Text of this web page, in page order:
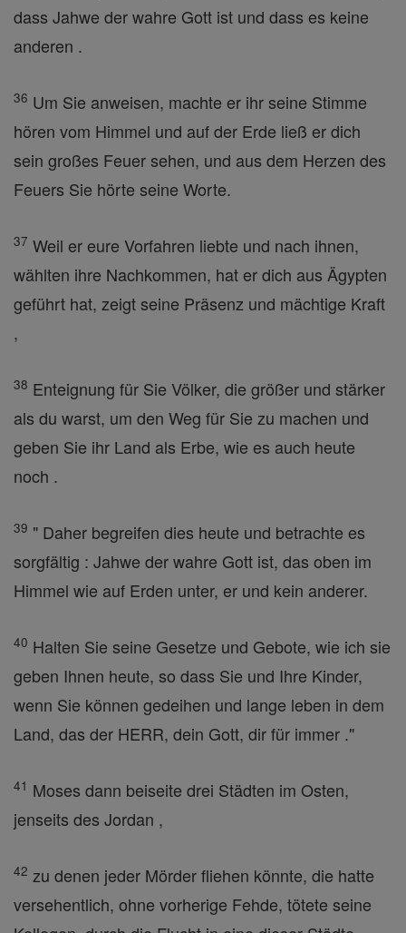
dass Jahwe der wahre Gott ist und dass es keine
anderen .
36 Um Sie anweisen, machte er ihr seine Stimme
hören vom Himmel und auf der Erde ließ er dich
sein großes Feuer sehen, und aus dem Herzen des
Feuers Sie hörte seine Worte.
37 Weil er eure Vorfahren liebte und nach ihnen,
wählten ihre Nachkommen, hat er dich aus Ägypten
geführt hat, zeigt seine Präsenz und mächtige Kraft
,
38 Enteignung für Sie Völker, die größer und stärker
als du warst, um den Weg für Sie zu machen und
geben Sie ihr Land als Erbe, wie es auch heute
noch .
39 " Daher begreifen dies heute und betrachte es
sorgfältig : Jahwe der wahre Gott ist, das oben im
Himmel wie auf Erden unter, er und kein anderer.
40 Halten Sie seine Gesetze und Gebote, wie ich sie
geben Ihnen heute, so dass Sie und Ihre Kinder,
wenn Sie können gedeihen und lange leben in dem
Land, das der HERR, dein Gott, dir für immer ."
41 Moses dann beiseite drei Städten im Osten,
jenseits des Jordan ,
42 zu denen jeder Mörder fliehen könnte, die hatte
versehentlich, ohne vorherige Fehde, tötete seine